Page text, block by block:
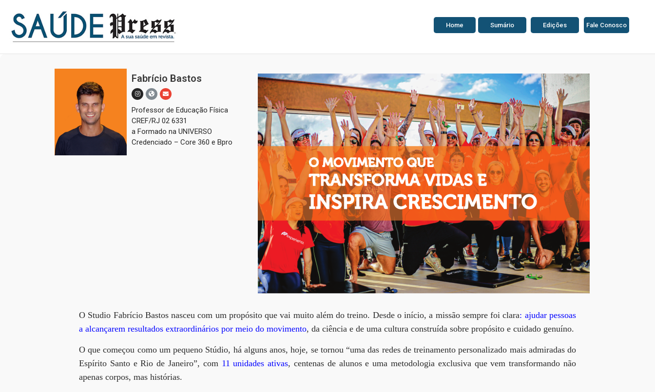
Home Sumário Edições Fale Conosco
Fabrício Bastos
Professor de Educação Física
CREF/RJ 02 6331
a Formado na UNIVERSO
Credenciado – Core 360 e Bpro
O Studio Fabrício Bastos nasceu com um propósito que vai muito além do treino. Desde o início, a missão sempre foi clara: ajudar pessoas
a alcançarem resultados extraordinários por meio do movimento, da ciência e de uma cultura construída sobre propósito e cuidado genuíno.
O que começou como um pequeno Stúdio, há alguns anos, hoje, se tornou “uma das redes de treinamento personalizado mais admiradas do
Espírito Santo e Rio de Janeiro”, com 11 unidades ativas, centenas de alunos e uma metodologia exclusiva que vem transformando não
apenas corpos, mas histórias.